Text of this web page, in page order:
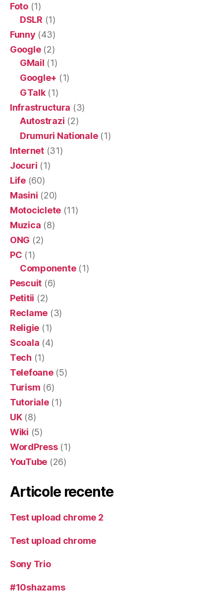
Foto(1)
DSLR (1)
Funny (43)
Google(2)
GMail (1)
Google+ (1)
GTalk(1)
Infrastructura (3)
Autostrazi (2)
Drumuri Nationale(1)
Internet(31)
Jocuri (1)
Life(60)
Masini (20)
Motociclete (11)
Muzica (8)
ONG (2)
PC (1)
Componente(1)
Pescuit (6)
Petitii (2)
Reclame (3)
Religie (1)
Scoala (4)
Tech (1)
Telefoane(5)
Turism (6)
Tutoriale(1)
UK(8)
Wiki (5)
WordPress(1)
YouTube (26)
Articole recente
Test upload chrome 2
Test upload chrome
Sony Trio
#10shazams